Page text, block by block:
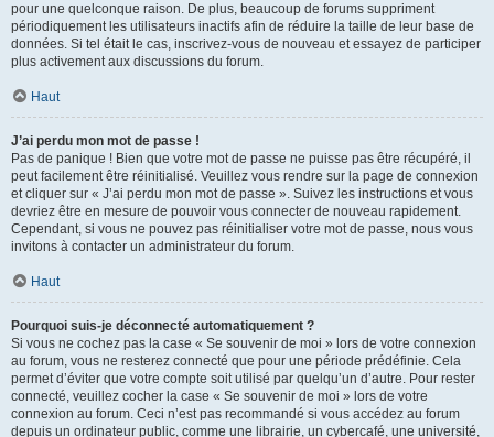
pour une quelconque raison. De plus, beaucoup de forums suppriment
périodiquement les utilisateurs inactifs afin de réduire la taille de leur base de
données. Si tel était le cas, inscrivez-vous de nouveau et essayez de participer
plus activement aux discussions du forum.
Haut
J’ai perdu mon mot de passe !
Pas de panique ! Bien que votre mot de passe ne puisse pas être récupéré, il
peut facilement être réinitialisé. Veuillez vous rendre sur la page de connexion
et cliquer sur « J’ai perdu mon mot de passe ». Suivez les instructions et vous
devriez être en mesure de pouvoir vous connecter de nouveau rapidement.
Cependant, si vous ne pouvez pas réinitialiser votre mot de passe, nous vous
invitons à contacter un administrateur du forum.
Haut
Pourquoi suis-je déconnecté automatiquement ?
Si vous ne cochez pas la case « Se souvenir de moi » lors de votre connexion
au forum, vous ne resterez connecté que pour une période prédéfinie. Cela
permet d’éviter que votre compte soit utilisé par quelqu’un d’autre. Pour rester
connecté, veuillez cocher la case « Se souvenir de moi » lors de votre
connexion au forum. Ceci n’est pas recommandé si vous accédez au forum
depuis un ordinateur public, comme une librairie, un cybercafé, une université,